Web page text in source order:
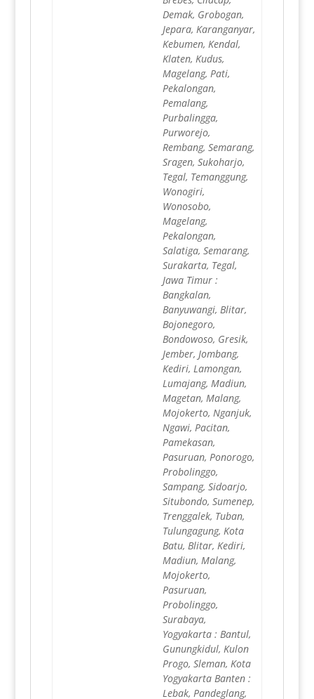
Demak, Grobogan,
Jepara, Karanganyar,
Kebumen, Kendal,
Klaten, Kudus,
Magelang, Pati,
Pekalongan,
Pemalang,
Purbalingga,
Purworejo,
Rembang, Semarang,
Sragen, Sukoharjo,
Tegal, Temanggung,
Wonogiri,
Wonosobo,
Magelang,
Pekalongan,
Salatiga, Semarang,
Surakarta, Tegal,
Jawa Timur :
Bangkalan,
Banyuwangi, Blitar,
Bojonegoro,
Bondowoso, Gresik,
Jember, Jombang,
Kediri, Lamongan,
Lumajang, Madiun,
Magetan, Malang,
Mojokerto, Nganjuk,
Ngawi, Pacitan,
Pamekasan,
Pasuruan, Ponorogo,
Probolinggo,
Sampang, Sidoarjo,
Situbondo, Sumenep,
Trenggalek, Tuban,
Tulungagung, Kota
Batu, Blitar, Kediri,
Madiun, Malang,
Mojokerto,
Pasuruan,
Probolinggo,
Surabaya,
Yogyakarta : Bantul,
Gunungkidul, Kulon
Progo, Sleman, Kota
Yogyakarta Banten :
Lebak, Pandeglang,